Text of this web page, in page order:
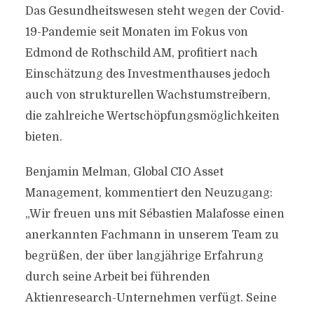
Das Gesundheitswesen steht wegen der Covid-
19-Pandemie seit Monaten im Fokus von
Edmond de Rothschild AM, profitiert nach
Einschätzung des Investmenthauses jedoch
auch von strukturellen Wachstumstreibern,
die zahlreiche Wertschöpfungsmöglichkeiten
bieten.
Benjamin Melman, Global CIO Asset
Management, kommentiert den Neuzugang:
„Wir freuen uns mit Sébastien Malafosse einen
anerkannten Fachmann in unserem Team zu
begrüßen, der über langjährige Erfahrung
durch seine Arbeit bei führenden
Aktienresearch-Unternehmen verfügt. Seine